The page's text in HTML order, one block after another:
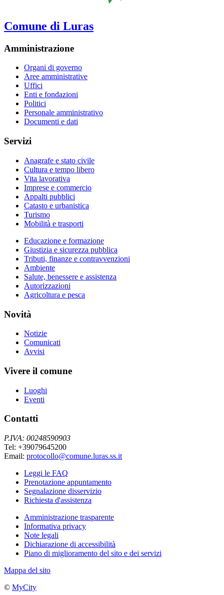
Comune di Luras
Amministrazione
Organi di governo
Aree amministrative
Uffici
Enti e fondazioni
Politici
Personale amministrativo
Documenti e dati
Servizi
Anagrafe e stato civile
Cultura e tempo libero
Vita lavorativa
Imprese e commercio
Appalti pubblici
Catasto e urbanistica
Turismo
Mobilità e trasporti
Educazione e formazione
Giustizia e sicurezza pubblica
Tributi, finanze e contravvenzioni
Ambiente
Salute, benessere e assistenza
Autorizzazioni
Agricoltura e pesca
Novità
Notizie
Comunicati
Avvisi
Vivere il comune
Luoghi
Eventi
Contatti
P.IVA: 00248590903
Tel: +39079645200
Email: protocollo@comune.luras.ss.it
Leggi le FAQ
Prenotazione appuntamento
Segnalazione disservizio
Richiesta d'assistenza
Amministrazione trasparente
Informativa privacy
Note legali
Dichiarazione di accessibilità
Piano di miglioramento del sito e dei servizi
Mappa del sito
© MyCity